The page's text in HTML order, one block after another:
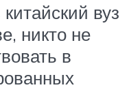
вуз
никто не
в